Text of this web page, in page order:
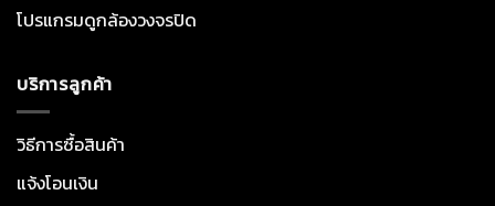
โปรแกรมดูกล้องวงจรปิด
บริการลูกค้า
วิธีการซื้อสินค้า
แจ้งโอนเงิน